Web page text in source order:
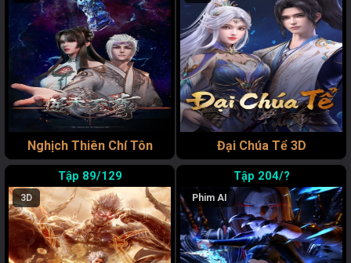
Nghịch Thiên Chí Tôn Đại Chúa Tể 3D
89/129
3D
204/?
Phim AI